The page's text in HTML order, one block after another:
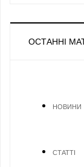
ОСТАННІ
НОВИНИ
СТАТТІ